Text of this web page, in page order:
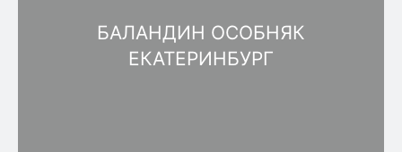
БАЛАНДИН ОСОБНЯК
ЕКАТЕРИНБУРГ